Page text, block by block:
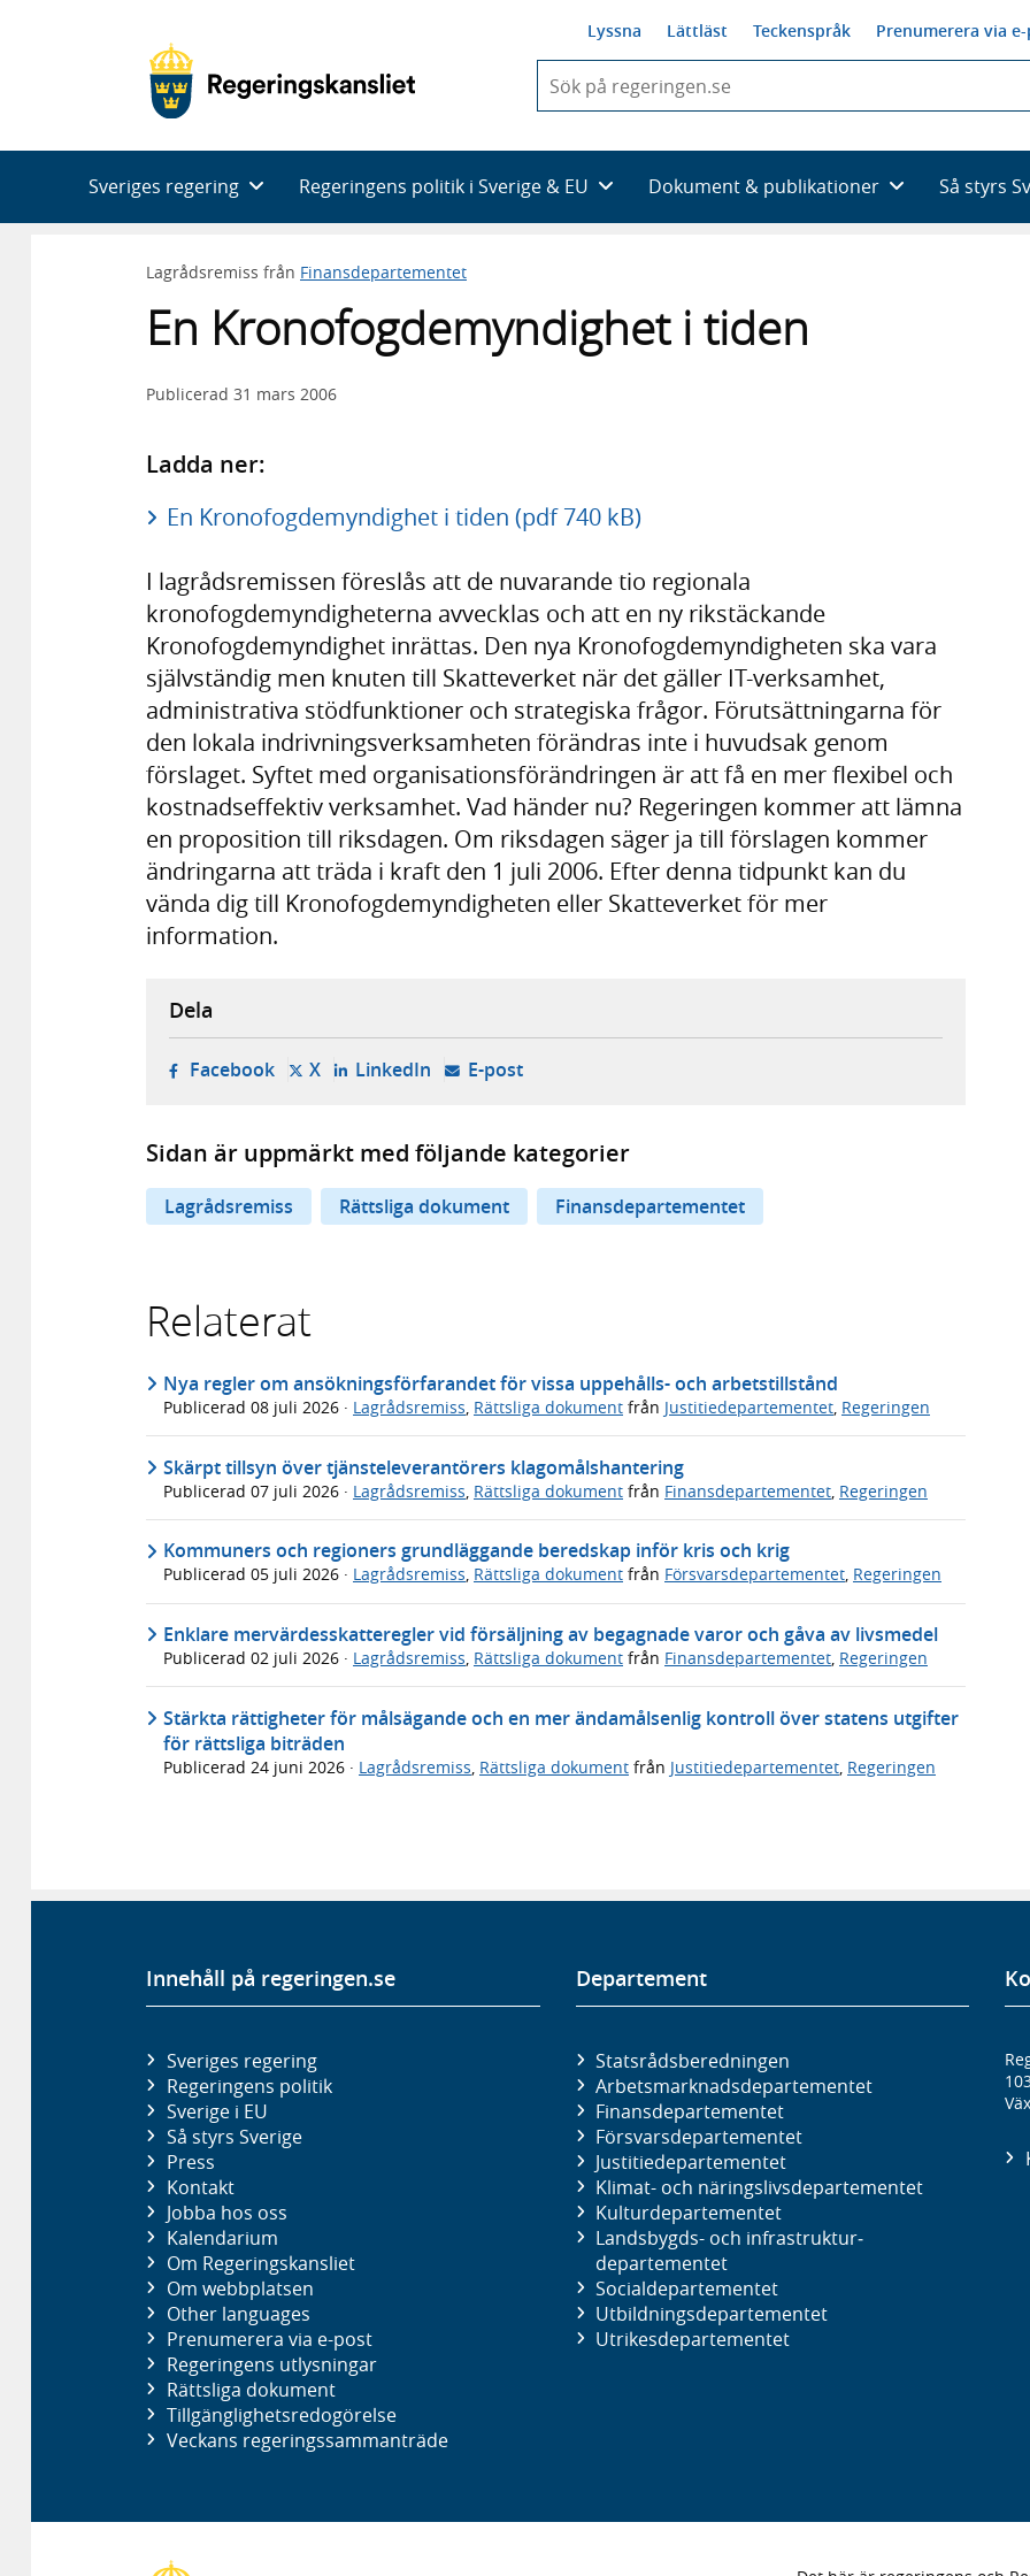
Lyssna Lättläst Teckenspråk Prenumerera via
du
skriva
framträder
en
Sveriges regering Regeringens politik i Sverige & EU Dokument & publikationer Så styrs
Lagrådsremiss från Finansdepartementet
En Kronofogdemyndighet i tiden
Publicerad 31 mars 2006
Ladda ner:
En Kronofogdemyndighet i tiden (pdf 740 kB)
I lagrådsremissen föreslås att de nuvarande tio regionala
kronofogdemyndigheterna avvecklas och att en ny rikstäckande
Kronofogdemyndighet inrättas. Den nya Kronofogdemyndigheten ska vara
självständig men knuten till Skatteverket när det gäller IT-verksamhet,
administrativa stödfunktioner och strategiska frågor. Förutsättningarna för
den lokala indrivningsverksamheten förändras inte i huvudsak genom
förslaget. Syftet med organisationsförändringen är att få en mer flexibel och
kostnadseffektiv verksamhet. Vad händer nu? Regeringen kommer att lämna
en proposition till riksdagen. Om riksdagen säger ja till förslagen kommer
ändringarna att träda i kraft den 1 juli 2006. Efter denna tidpunkt kan du
vända dig till Kronofogdemyndigheten eller Skatteverket för mer
information.
Dela
Facebook- öppnas i ny flik, extern webbplats,
X- öppnas i ny flik, extern webbplats,
LinkedIn- öppnas i ny flik, extern webbplats,
E-post- öppnar din e-postklient,
Sidan är uppmärkt med följande kategorier
Lagrådsremiss Rättsliga dokument Finansdepartementet
Relaterat
Nya regler om ansökningsförfarandet för vissa uppehålls- och arbetstillstånd
Publicerad 08 juli 2026 · Lagrådsremiss, Rättsliga dokument från Justitiedepartementet, Regeringen
Skärpt tillsyn över tjänsteleverantörers klagomålshantering
Publicerad 07 juli 2026 · Lagrådsremiss Rättsliga dokument från Finansdepartementet Regeringen
Kommuners och regioners grundläggande beredskap inför kris och krig
Publicerad 05 juli 2026 · Lagrådsremiss, Rättsliga dokument från Försvarsdepartementet, Regeringen
Enklare mervärdesskatteregler vid försäljning av begagnade varor och gåva av livsmedel
Publicerad 02 juli 2026 · Lagrådsremiss, Rättsliga dokument från Finansdepartementet, Regeringen
Stärkta rättigheter för målsägande och en mer ändamålsenlig kontroll över statens utgifter
för rättsliga biträden
Publicerad 24 juni 2026 · Lagrådsremiss Rättsliga dokument från Justitiedepartementet Regeringen
Innehåll på regeringen.se
Sveriges regering
Regeringens politik
Sverige i EU
Så styrs Sverige
Press
Kontakt
Jobba hos oss
Kalendarium
Om Regeringskansliet
Om webbplatsen
Other languages
Prenumerera via e-post
Regeringens utlysningar
Rättsliga dokument
Tillgänglighetsredogörelse
Veckans regeringssammanträde
Departement
Statsrådsberedningen
Arbetsmarknads­departementet
Finans­departementet
Försvars­departementet
Justitie­departementet
Klimat- och näringslivs­departementet
Kultur­departementet
Landsbygds- och infrastruktur­
departementet
Social­departementet
Utbildnings­departementet
Utrikes­departementet